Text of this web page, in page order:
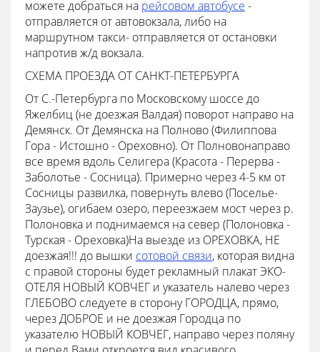
можете добраться на рейсовом автобусе -
отправляется от автовокзала, либо на
маршрутном такси- отправляется от остановки
напротив ж/д вокзала.
СХЕМА ПРОЕЗДА ОТ САНКТ-ПЕТЕРБУРГА
От С.-Петербурга по Московскому шоссе до
Яжелбиц (не доезжая Валдая) поворот направо на
Демянск. От Демянска на Полново (Филиппова
Гора - Истошно - Ореховно). От Полновонаправо
все время вдоль Селигера (Красота - Перерва -
Заболотье - Сосница). Примерно через 4-5 км от
Сосницы развилка, повернуть влево (Поселье-
Заузье), огибаем озеро, переезжаем мост через р.
Полоновка и поднимаемся на север (Полоновка -
Турская - Ореховка)На выезде из ОРЕХОВКА, НЕ
доезжая!!! до вышки сотовой связи, которая видна
с правой стороны будет рекламный плакат ЭКО-
ОТЕЛЯ НОВЫЙ КОВЧЕГ и указатель налево через
ГЛЕБОВО следуете в сторону ГОРОДЦА, прямо,
через ДОБРОЕ и не доезжая Городца по
указателю НОВЫЙ КОВЧЕГ, направо через поляну